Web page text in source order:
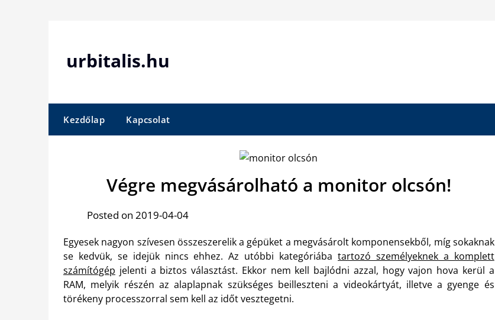
urbitalis.hu
Kezdőlap Kapcsolat
Végre megvásárolható a monitor olcsón!
Posted on 2019-04-04
Egyesek nagyon szívesen összeszerelik a gépüket a megvásárolt komponensekből, míg sokaknak
se kedvük, se idejük nincs ehhez. Az utóbbi kategóriábatartozó személyeknek a komplett
számítógép jelenti a biztos választást. Ekkor nem kell bajlódni azzal, hogy vajon hova kerül a
RAM, melyik részén az alaplapnak szükséges beilleszteni a videokártyát, illetve a gyenge és
törékeny processzorral sem kell az időt vesztegetni.